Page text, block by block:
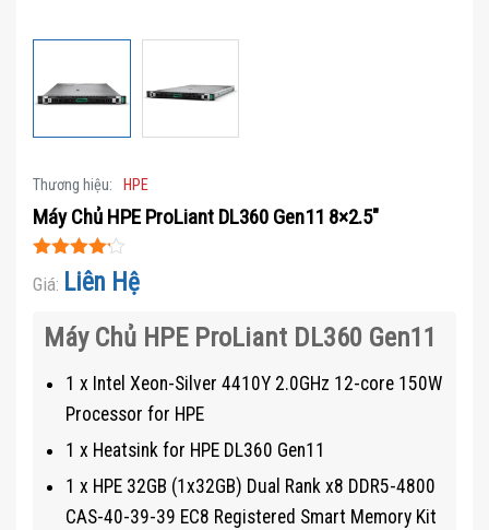
Thương hiệu: HPE
Máy Chủ HPE ProLiant DL360 Gen11 8×2.5″
Được xếp
hạng4.1
Giá: Liên Hệ
Máy Chủ HPE ProLiant DL360 Gen11
1 x Intel Xeon-Silver 4410Y 2.0GHz 12-core 150W
Processor for HPE
1 x Heatsink for HPE DL360 Gen11
1 x HPE 32GB (1x32GB) Dual Rank x8 DDR5-4800
CAS-40-39-39 EC8 Registered Smart Memory Kit